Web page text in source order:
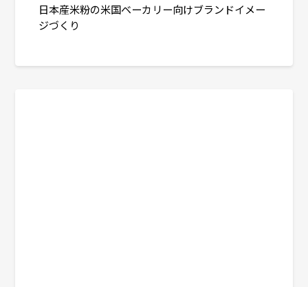
日本産米粉の米国ベーカリー向けブランドイメー
ジづくり